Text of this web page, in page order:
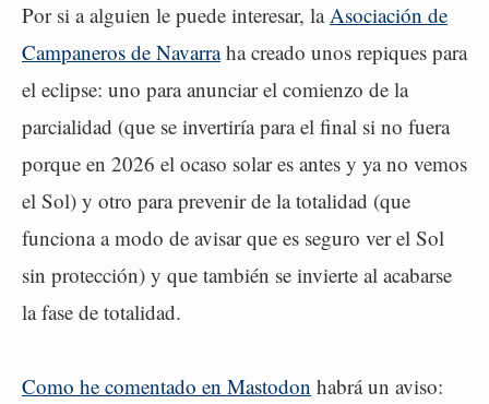
Por si a alguien le puede interesar, laAsociación de
Campaneros de Navarraha creado unos repiques para
el eclipse: uno para anunciar el comienzo de la
parcialidad (que se invertiría para el final si no fuera
porque en 2026 el ocaso solar es antes y ya no vemos
el Sol) y otro para prevenir de la totalidad (que
funciona a modo de avisar que es seguro ver el Sol
sin protección) y que también se invierte al acabarse
la fase de totalidad.
Como he comentado en Mastodon habrá un aviso: